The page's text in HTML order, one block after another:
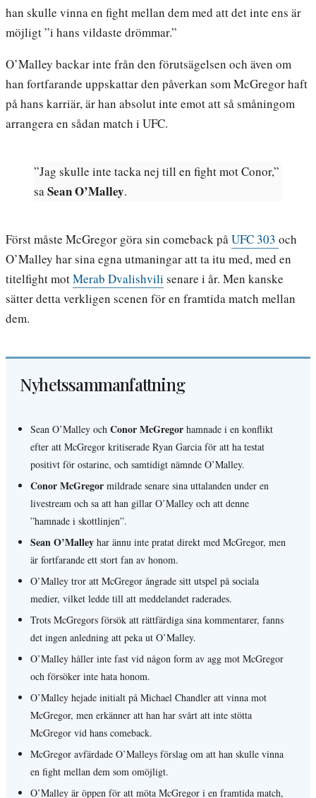
han skulle vinna en fight mellan dem med att det inte ens är
möjligt ”i hans vildaste drömmar.”
O’Malley backar inte från den förutsägelsen och även om
han fortfarande uppskattar den påverkan som McGregor haft
på hans karriär, är han absolut inte emot att så småningom
arrangera en sådan match i UFC.
”Jag skulle inte tacka nej till en fight mot Conor,”
saSean O’Malley.
Först måste McGregor göra sin comeback påUFC 303 och
O’Malley har sina egna utmaningar att ta itu med, med en
titelfight motMerab Dvalishvili senare i år. Men kanske
sätter detta verkligen scenen för en framtida match mellan
dem.
Nyhetssammanfattning
Sean O’Malley och Conor McGregor hamnade i en konflikt
efter att McGregor kritiserade Ryan Garcia för att ha testat
positivt för ostarine, och samtidigt nämnde O’Malley.
Conor McGregor mildrade senare sina uttalanden under en
livestream och sa att han gillar O’Malley och att denne
”hamnade i skottlinjen”.
Sean O’Malley har ännu inte pratat direkt med McGregor, men
är fortfarande ett stort fan av honom.
O’Malley tror att McGregor ångrade sitt utspel på sociala
medier, vilket ledde till att meddelandet raderades.
Trots McGregors försök att rättfärdiga sina kommentarer, fanns
det ingen anledning att peka ut O’Malley.
O’Malley håller inte fast vid någon form av agg mot McGregor
och försöker inte hata honom.
O’Malley hejade initialt på Michael Chandler att vinna mot
McGregor, men erkänner att han har svårt att inte stötta
McGregor vid hans comeback.
McGregor avfärdade O’Malleys förslag om att han skulle vinna
en fight mellan dem som omöjligt.
O’Malley är öppen för att möta McGregor i en framtida match,